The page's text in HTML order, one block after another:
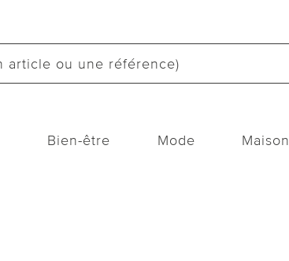
Bien-être Mode Maison